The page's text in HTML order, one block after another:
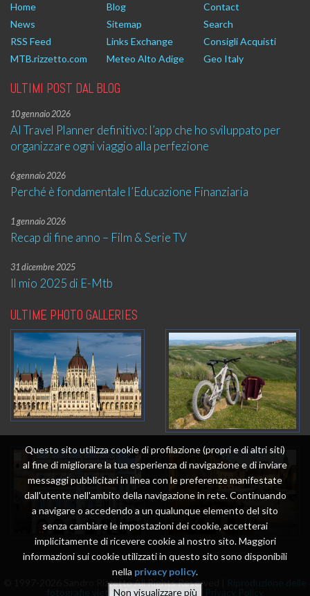
Home Blog
Contact
News
Sitemap
Search
RSS Feed
Links Exchange
Consigli Acquisti
MTB.rizzetto.com
Meteo Alto Adige Geo Italy
ULTIMI POST DAL BLOG
10 gennaio 2026
AI Travel Planner definitivo: l’app che ho sviluppato per
organizzare ogni viaggio alla perfezione
6 gennaio 2026
Perché è fondamentale l’Educazione Finanziaria
1 gennaio 2026
Recap di fine anno – Film & Serie TV
31 dicembre 2025
Il mio 2025 di E-Mtb
ULTIME PHOTO GALLERIES
© 1997-2026 Sandro Rizzetto All Rights Reserved |
fotografie vietata|Powered by me
Questo sito utilizza cookie di profilazione (propri e di altri siti)
al fine di migliorare la tua esperienza di navigazione e di inviare
messaggi pubblicitari in linea con le preferenze manifestate
dall'utente nell'ambito della navigazione in rete. Continuando
a navigare o accedendo a un qualunque elemento del sito
senza cambiare le impostazioni dei cookie, accetterai
implicitamente di ricevere cookie al nostro sito. Maggiori
informazioni sui cookie utilizzati in questo sito sono disponibili
nella privacy policy.